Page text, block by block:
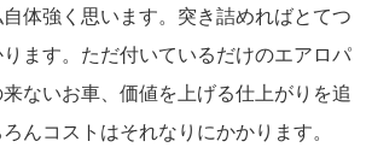
体強く思います。突き詰めればとてつ
ます。ただ付いているだけのエアロパ
ないお車、価値を上げる仕上がりを追
んコストはそれなりにかかります。